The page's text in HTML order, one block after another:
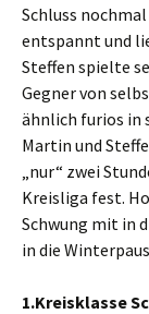
Schluss
entspannt und
Steffen spielte
Gegner von
ähnlich furios in
Martin und
„nur“ zwei
Kreisliga fest.
Schwung mit in
in die
1.Kreisklasse